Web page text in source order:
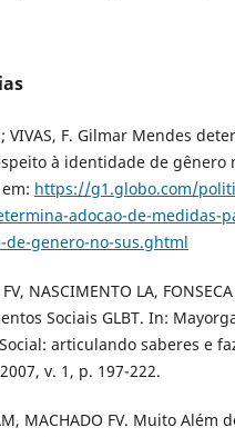
VIVAS, F. Gilmar Mendes
à identidade de gênero
https://g1.globo.com/
adocao-de-medidas-
de-genero-no-sus.ghtml
NASCIMENTO LA,
Sociais GLBT. In:
articulando saberes e
v. 1, p. 197-222.
MACHADO FV. Muito